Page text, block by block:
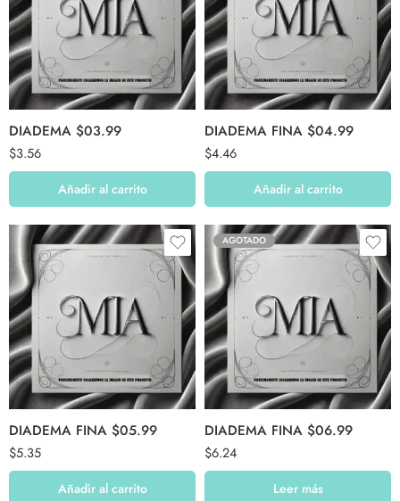
DIADEMA $03.99
$3.56
Añadir al carrito
DIADEMA FINA $04.99
$4.46
Añadir al carrito
DIADEMA FINA $05.99
$5.35
Añadir al carrito
AGOTADO
DIADEMA FINA $06.99
$6.24
Leer más